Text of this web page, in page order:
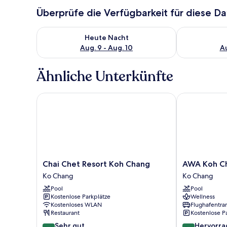
Überprüfe die Verfügbarkeit für diese
Heute Nacht
Aug. 9 - Aug. 10
Überprüfe die Verfügbarkeit für heute Nacht, Aug. 9
Überprüfe
Ähnliche Unterkünfte
Chai
Chet
Resort
Koh
Chang
Ko
Chang
Chai Chet Resort Koh Chang
Ko Chang
Pool
Kostenlose Parkplätze
Kostenloses WLAN
Restaurant
8.4
Chai Chet Resort Koh Chang
AWA
Koh
Chang
Ko
Chang
AWA Koh
Ko Chang
Pool
Wellness
Kostenlose
8.8
AWA Koh